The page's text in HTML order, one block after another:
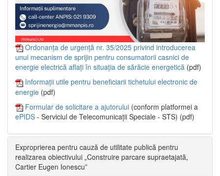
Ordonanța de urgență nr. 35/2025 privind introducerea
unui mecanism de sprijin pentru consumatorii casnici de
energie electrică aflați în situația de sărăcie energetică (pdf)
Informații utile pentru beneficiarii tichetului electronic de
energie (pdf)
Formular de solicitare a ajutorului (conform platformei a
ePIDS - Serviciul de Telecomunicații Speciale - STS) (pdf)
Exproprierea pentru cauză de utilitate publică pentru
realizarea obiectivului „Construire parcare supraetajată,
Cartier Eugen Ionescu”